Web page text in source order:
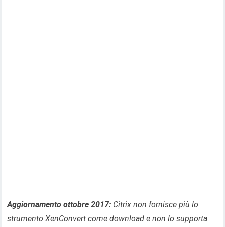
Aggiornamento ottobre 2017: Citrix non fornisce più lo
strumento XenConvert come download e non lo supporta